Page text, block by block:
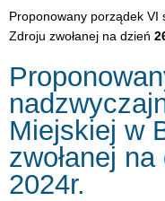
Proponowany porządek VI
Zdroju zwołanej na dzień
Miejskiej w
zwołanej
2024r.